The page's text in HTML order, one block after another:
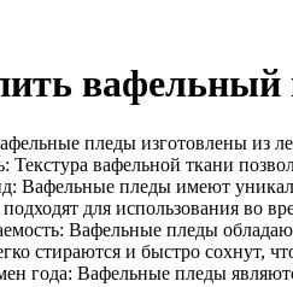
вафельный
пледы изготовлены из
Текстура вафельной ткани
Вафельные пледы имеют
для использования во
Вафельные пледы
стираются и быстро сохнут,
года: Вафельные пледы